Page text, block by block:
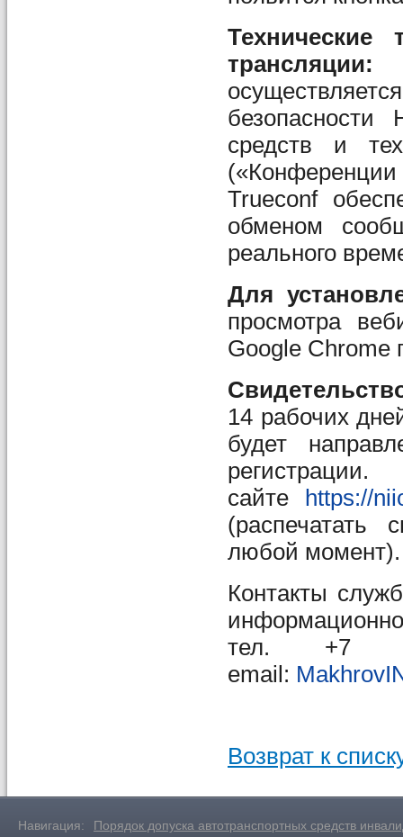
средств и
Trueconf
обменом
реального
Для
просмотра
Google Chrome
14 рабочих
будет
сайте https://
(распечатать
любой момент).
Контакты
тел. +7
email:
Возврат к
Навигация: Порядок допуска автотранспортных средств